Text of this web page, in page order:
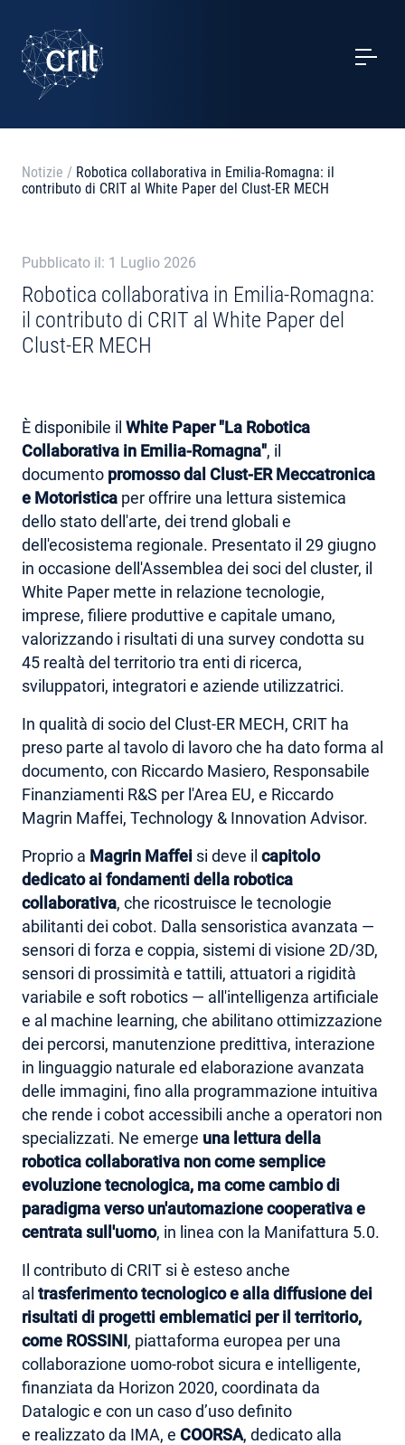
SERVIZI
CASI STUDIO
NOTIZIE
CHI SIAMO
AREA RISERVATA
Notizie / Robotica collaborativa in Emilia-Romagna: il
contributo di CRIT al White Paper del Clust-ER MECH
Pubblicato il: 1 Luglio 2026
Robotica collaborativa in Emilia-Romagna:
il contributo di CRIT al White Paper del
Clust-ER MECH
È disponibile il White Paper "La Robotica
Collaborativa in Emilia-Romagna", il
documento promosso dal Clust-ER Meccatronica
e Motoristica per offrire una lettura sistemica
dello stato dell'arte, dei trend globali e
dell'ecosistema regionale. Presentato il 29 giugno
in occasione dell'Assemblea dei soci del cluster, il
White Paper mette in relazione tecnologie,
imprese, filiere produttive e capitale umano,
valorizzando i risultati di una survey condotta su
45 realtà del territorio tra enti di ricerca,
sviluppatori, integratori e aziende utilizzatrici.
In qualità di socio del Clust-ER MECH, CRIT ha
preso parte al tavolo di lavoro che ha dato forma al
documento, con Riccardo Masiero, Responsabile
Finanziamenti R&S per l'Area EU, e Riccardo
Magrin Maffei, Technology & Innovation Advisor.
Proprio a Magrin Maffei si deve il capitolo
dedicato ai fondamenti della robotica
collaborativa, che ricostruisce le tecnologie
abilitanti dei cobot. Dalla sensoristica avanzata —
sensori di forza e coppia, sistemi di visione 2D/3D,
sensori di prossimità e tattili, attuatori a rigidità
variabile e soft robotics — all'intelligenza artificiale
e al machine learning, che abilitano ottimizzazione
dei percorsi, manutenzione predittiva, interazione
in linguaggio naturale ed elaborazione avanzata
delle immagini, fino alla programmazione intuitiva
che rende i cobot accessibili anche a operatori non
specializzati. Ne emerge una lettura della
robotica collaborativa non come semplice
evoluzione tecnologica, ma come cambio di
paradigma verso un'automazione cooperativa e
centrata sull'uomo, in linea con la Manifattura 5.0.
Il contributo di CRIT si è esteso anche
al trasferimento tecnologico e alla diffusione dei
risultati di progetti emblematici per il territorio,
come ROSSINI, piattaforma europea per una
collaborazione uomo-robot sicura e intelligente,
finanziata da Horizon 2020, coordinata da
Datalogic e con un caso d’uso definito
e realizzato da IMA, e COORSA, dedicato alla